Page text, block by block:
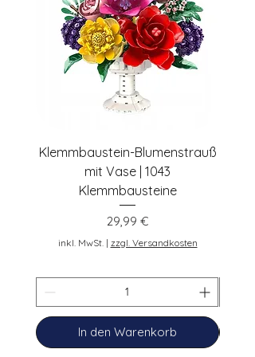
Klemmbaustein-Blumenstrauß
mit Vase | 1043
Klemmbausteine
Preis
29,99 €
inkl. MwSt.| zzgl. Versandkosten
In den Warenkorb